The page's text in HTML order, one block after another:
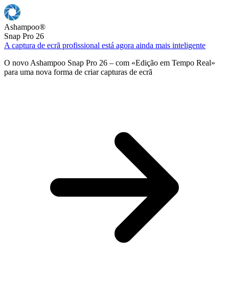
Ashampoo®
Snap Pro 26
A captura de ecrã profissional está agora ainda mais inteligente
O novo Ashampoo Snap Pro 26 – com «Edição em Tempo Real»
para uma nova forma de criar capturas de ecrã